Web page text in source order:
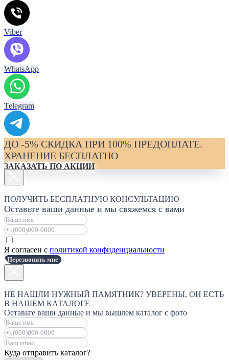
Viber
WhatsApp
Telegram
ДО -5% СКИДКА ПРИ 100% ПРЕДОПЛАТЕ.
ХРАНЕНИЕ БЕСПЛАТНО
ЗАКАЗАТЬ ПО АКЦИИ
ПОЛУЧИТЬ БЕСПЛАТНУЮ КОНСУЛЬТАЦИЮ
Оставьте ваши данные и мы свяжемся с вами
Я согласен с политикой конфиденциальности
Перезвонить мне
НЕ НАШЛИ НУЖНЫЙ ПАМЯТНИК? УВЕРЕНЫ, ОН ЕСТЬ
В НАШЕМ КАТАЛОГЕ
Оставьте ваши данные и мы вышлем каталог с фото
Куда отправить каталог?